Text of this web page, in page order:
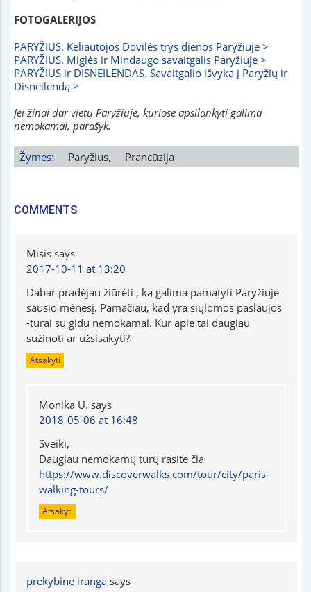
FOTOGALERIJOS
PARYŽIUS. Keliautojos Dovilės trys dienos Paryžiuje >
PARYŽIUS. Miglės ir Mindaugo savaitgalis Paryžiuje >
PARYŽIUS ir DISNEILENDAS. Savaitgalio išvyka į Paryžių ir
Disneilendą >
Jei žinai dar vietų Paryžiuje, kuriose apsilankyti galima
nemokamai, parašyk.
Žymės: Paryžius, Prancūzija
COMMENTS
Misis says
2017-10-11 at 13:20
Dabar pradėjau žiūrėti , ką galima pamatyti Paryžiuje
sausio mėnesį. Pamačiau, kad yra siųlomos paslaujos
-turai su gidu nemokamai. Kur apie tai daugiau
sužinoti ar užsisakyti?
Atsakyti
Monika U. says
2018-05-06 at 16:48
Sveiki,
Daugiau nemokamų turų rasite čia
https://www.discoverwalks.com/tour/city/paris-
walking-tours/
Atsakyti
prekybine iranga says